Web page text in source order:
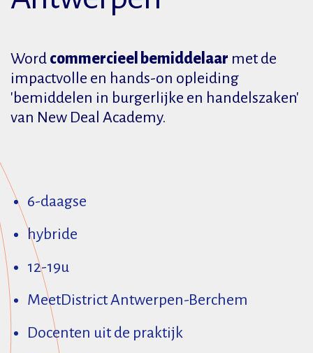
Word commercieel bemiddelaar met de
impactvolle en hands-on opleiding
'bemiddelen in burgerlijke en handelszaken'
van New Deal Academy.
6-daagse
hybride
12-19u
MeetDistrict Antwerpen-Berchem
Docenten uit de praktijk